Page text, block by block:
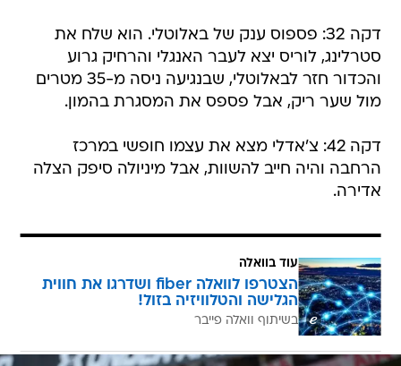
דקה 32: פספוס ענק של באלוטלי. הוא שלח את
סטרלינג, לוריס יצא לעבר האנגלי והרחיק גרוע
והכדור חזר לבאלוטלי, שבנגיעה ניסה מ-35 מטרים
מול שער ריק, אבל פספס את המסגרת בהמון.
דקה 42: צ'אדלי מצא את עצמו חופשי במרכז
הרחבה והיה חייב להשוות, אבל מיניולה סיפק הצלה
אדירה.
עוד בוואלה
הצטרפו לוואלה fiber ושדרגו את חווית
הגלישה והטלוויזיה בזול!
בשיתוף וואלה פייבר